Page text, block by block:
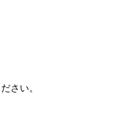
さい。